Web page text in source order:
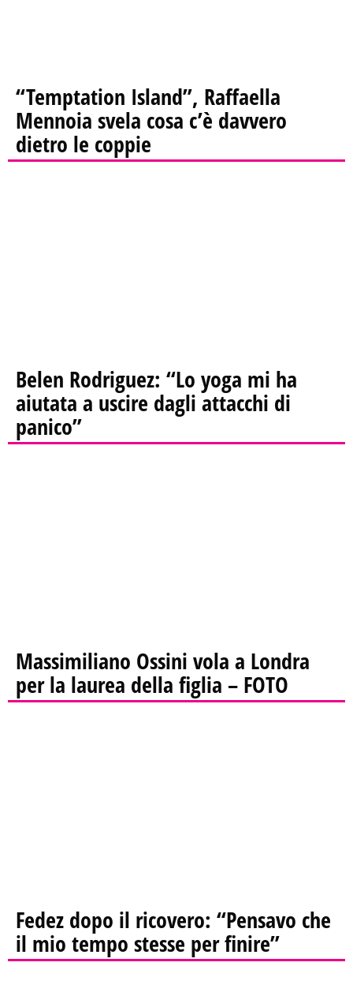
“Temptation Island”, Raffaella
Mennoia svela cosa c’è davvero
dietro le coppie
Belen Rodriguez: “Lo yoga mi ha
aiutata a uscire dagli attacchi di
panico”
Massimiliano Ossini vola a Londra
per la laurea della figlia – FOTO
Fedez dopo il ricovero: “Pensavo che
il mio tempo stesse per finire”